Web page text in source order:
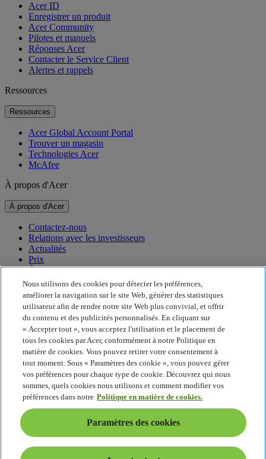
Acer ID
Enregistrer un produit
Acer Community
Pilotes et manuels
Réponses Acer
Contacter le Service Client
Alertes et rappels
Ressources
Ressources
Acer Global Account Portal
Trouver un magasin
Technologies Acer
McAfee
À propos d'Acer
À propos d'Acer
Contactez-nous
Relations avec les investisseurs
Actualités
Prix
Événements
Développement durable
Développement durable
Responsabilité sociale de l'entreprise
Empreinte carbone du produit
Project Humanity
Earthion
Politique de confidentialité
Politique en matière de cookies
Mentions légales
Informations légales supplémentaires
Politique en matière d'accessibilité
Paramètres des cookies
France - Français
Nous utilisons des cookies pour détecter les préférences,
améliorer la navigation sur le site Web, générer des statistiques
utilisateur afin de rendre notre site Web plus convivial, et offrir
du contenu et des publicités personnalisés. En cliquant sur
« Accepter tout », vous acceptez l'utilisation et le placement de
tous les cookies par Acer, conformément à notre Politique en
matière de cookies. Vous pouvez retirer votre consentement à
tout moment. Sous « Paramètres des cookie », vous pouvez gérer
vos préférences pour chaque type de cookie. Découvrez qui nous
sommes, quels cookies nous utilisons et comment modifier vos
préférences dans notre Politique en matière de cookies.
Paramètres des cookies